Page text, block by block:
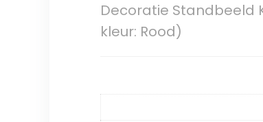
Decoratie Standbeeld
kleur: Rood)